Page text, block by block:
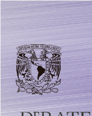
Navegación
principal
Contenido
principal
Barra
lateral